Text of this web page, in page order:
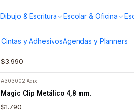
Dibujo & Escritura Escolar & Oficina
Cintas y AdhesivosAgendas y Planners
Corchetera Metálica Mediana Negro +
Corchetes
$3.990
A303002 Adix
Magic Clip Metálico 4,8 mm.
$1.790